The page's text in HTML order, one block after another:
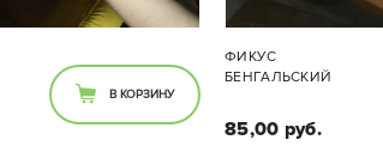
В КОРЗИНУ
ФИКУС
БЕНГАЛЬСКИЙ
85,00 руб.